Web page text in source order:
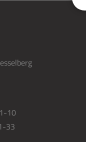
10
33